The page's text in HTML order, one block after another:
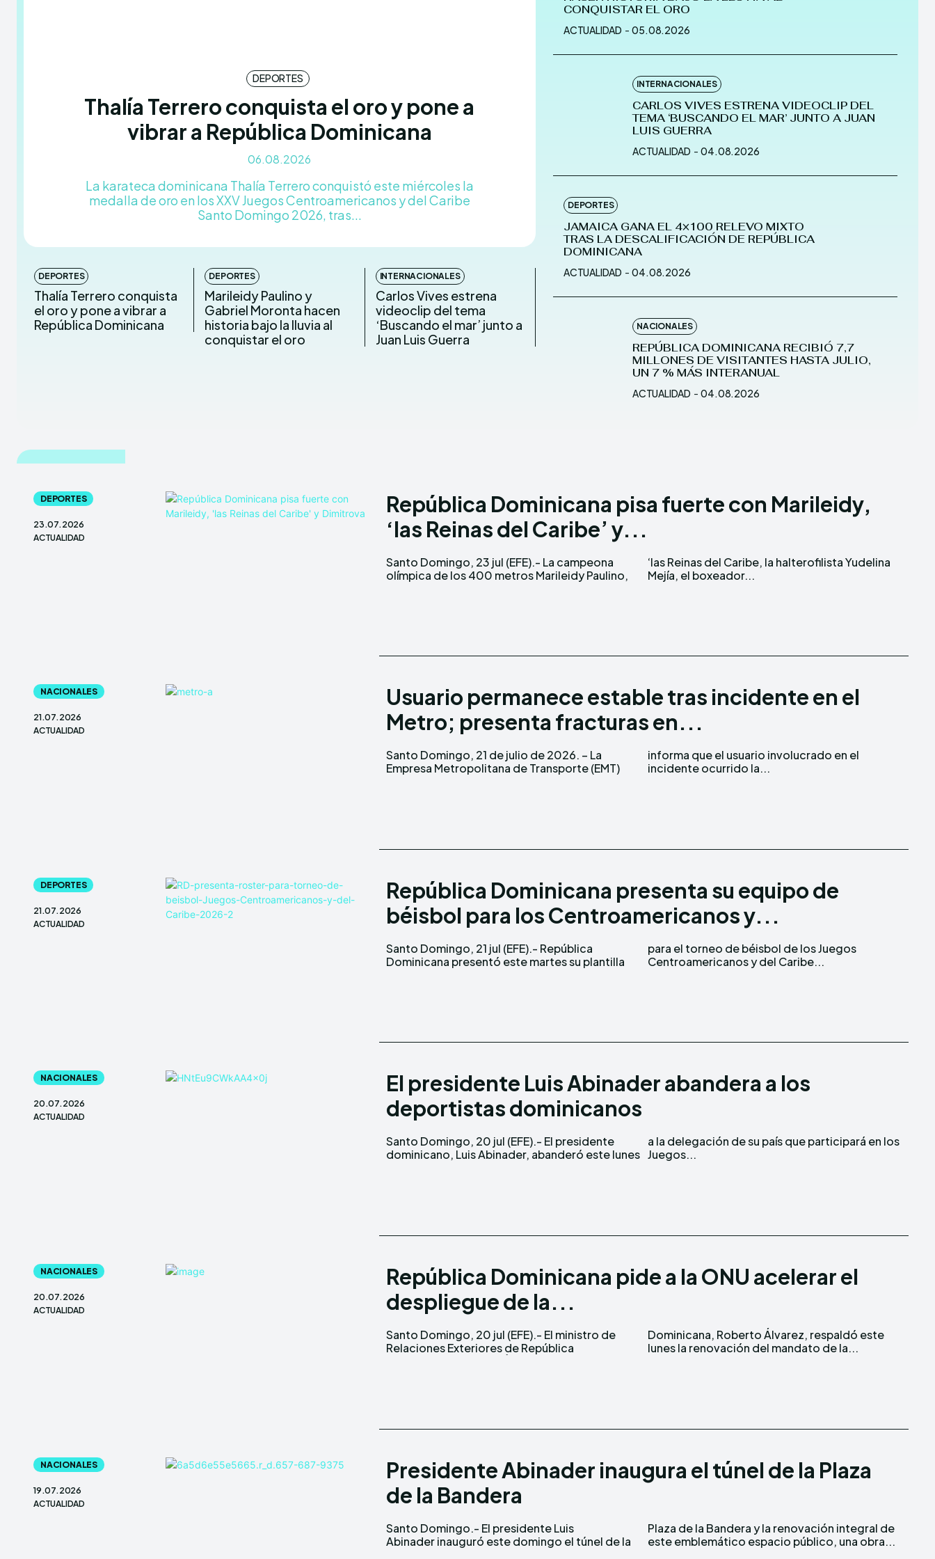
NEWSLETTER
DMCA ABOUT US
NEWSLETTER
DMCA ABOUT US
DEPORTES
Thalía Terrero conquista el oro y pone a
vibrar a República Dominicana
06.08.2026
La karateca dominicana Thalía Terrero conquistó este miércoles la
medalla de oro en los XXV Juegos Centroamericanos y del Caribe
Santo Domingo 2026, tras...
DEPORTES
Thalía Terrero conquista
el oro y pone a vibrar a
República Dominicana
DEPORTES
Marileidy Paulino y
Gabriel Moronta hacen
historia bajo la lluvia al
conquistar el oro
INTERNACIONALES
Carlos Vives estrena
videoclip del tema
‘Buscando el mar’ junto a
Juan Luis Guerra
CONQUISTAR EL ORO
ACTUALIDAD - 05.08.2026
INTERNACIONALES
CARLOS VIVES ESTRENA VIDEOCLIP DEL
TEMA ‘BUSCANDO EL MAR’ JUNTO A JUAN
LUIS GUERRA
ACTUALIDAD - 04.08.2026
DEPORTES
JAMAICA GANA EL 4×100 RELEVO MIXTO
TRAS LA DESCALIFICACIÓN DE REPÚBLICA
DOMINICANA
ACTUALIDAD - 04.08.2026
NACIONALES
REPÚBLICA DOMINICANA RECIBIÓ 7,7
MILLONES DE VISITANTES HASTA JULIO,
UN 7 % MÁS INTERANUAL
ACTUALIDAD - 04.08.2026
DEPORTES
23.07.2026
ACTUALIDAD
República Dominicana pisa fuerte con Marileidy,
‘las Reinas del Caribe’ y...
Santo Domingo, 23 jul (EFE).- La campeona
olímpica de los 400 metros Marileidy Paulino,
‘las Reinas del Caribe, la halterofilista Yudelina
Mejía, el boxeador...
NACIONALES
21.07.2026
ACTUALIDAD
Usuario permanece estable tras incidente en el
Metro; presenta fracturas en...
Santo Domingo, 21 de julio de 2026. – La
Empresa Metropolitana de Transporte (EMT)
informa que el usuario involucrado en el
incidente ocurrido la...
DEPORTES
21.07.2026
ACTUALIDAD
República Dominicana presenta su equipo de
béisbol para los Centroamericanos y...
Santo Domingo, 21 jul (EFE).- República
Dominicana presentó este martes su plantilla
para el torneo de béisbol de los Juegos
Centroamericanos y del Caribe...
NACIONALES
20.07.2026
ACTUALIDAD
El presidente Luis Abinader abandera a los
deportistas dominicanos
Santo Domingo, 20 jul (EFE).- El presidente
dominicano, Luis Abinader, abanderó este lunes
a la delegación de su país que participará en los
Juegos...
NACIONALES
20.07.2026
ACTUALIDAD
República Dominicana pide a la ONU acelerar el
despliegue de la...
Santo Domingo, 20 jul (EFE).- El ministro de
Relaciones Exteriores de República
Dominicana, Roberto Álvarez, respaldó este
lunes la renovación del mandato de la...
NACIONALES
19.07.2026
ACTUALIDAD
Presidente Abinader inaugura el túnel de la Plaza
de la Bandera
Santo Domingo.- El presidente Luis
Abinader inauguró este domingo el túnel de la
Plaza de la Bandera y la renovación integral de
este emblemático espacio público, una obra...